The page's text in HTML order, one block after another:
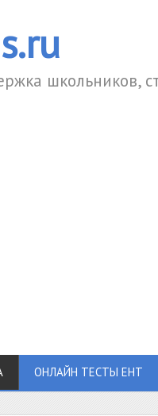
школьников,
ОНЛАЙН ТЕСТЫ ЕНТ